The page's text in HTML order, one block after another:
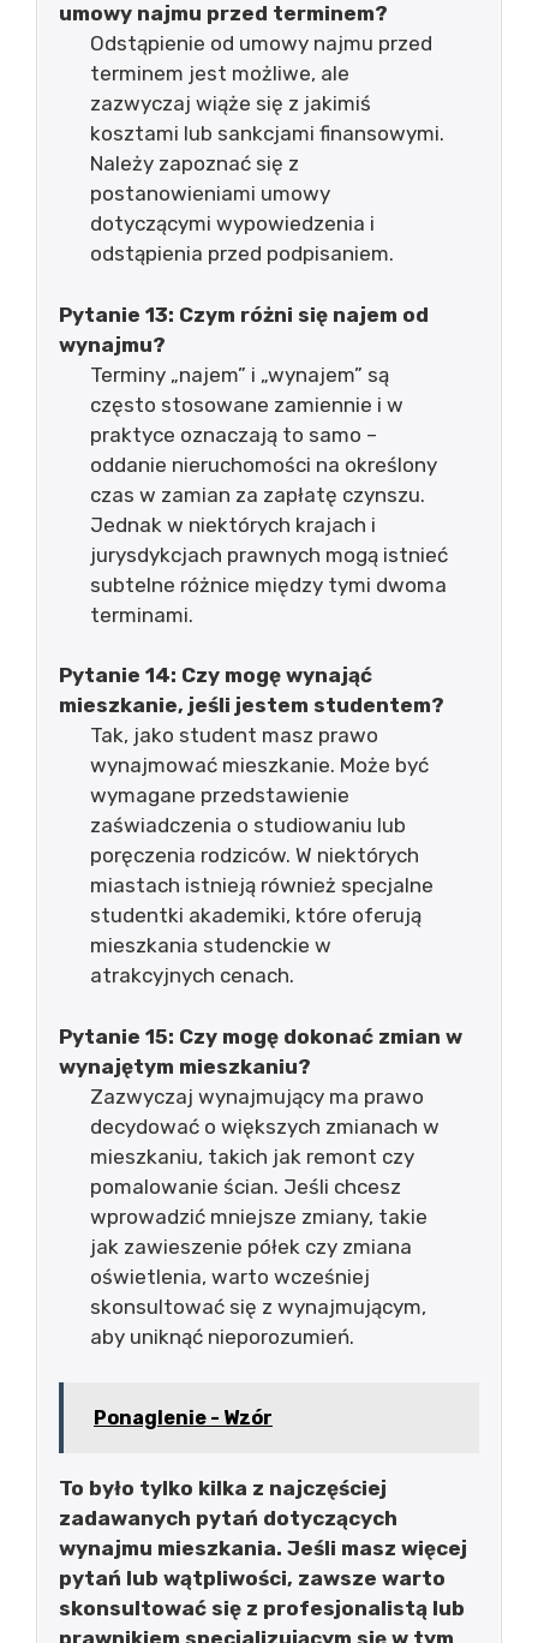
umowy najmu przed terminem?
Odstąpienie od umowy najmu przed
terminem jest możliwe, ale
zazwyczaj wiąże się z jakimiś
kosztami lub sankcjami finansowymi.
Należy zapoznać się z
postanowieniami umowy
dotyczącymi wypowiedzenia i
odstąpienia przed podpisaniem.
Pytanie 13: Czym różni się najem od
wynajmu?
Terminy „najem” i „wynajem” są
często stosowane zamiennie i w
praktyce oznaczają to samo –
oddanie nieruchomości na określony
czas w zamian za zapłatę czynszu.
Jednak w niektórych krajach i
jurysdykcjach prawnych mogą istnieć
subtelne różnice między tymi dwoma
terminami.
Pytanie 14: Czy mogę wynająć
mieszkanie, jeśli jestem studentem?
Tak, jako student masz prawo
wynajmować mieszkanie. Może być
wymagane przedstawienie
zaświadczenia o studiowaniu lub
poręczenia rodziców. W niektórych
miastach istnieją również specjalne
studentki akademiki, które oferują
mieszkania studenckie w
atrakcyjnych cenach.
Pytanie 15: Czy mogę dokonać zmian w
wynajętym mieszkaniu?
Zazwyczaj wynajmujący ma prawo
decydować o większych zmianach w
mieszkaniu, takich jak remont czy
pomalowanie ścian. Jeśli chcesz
wprowadzić mniejsze zmiany, takie
jak zawieszenie półek czy zmiana
oświetlenia, warto wcześniej
skonsultować się z wynajmującym,
aby uniknąć nieporozumień.
Ponaglenie - Wzór
To było tylko kilka z najczęściej
zadawanych pytań dotyczących
wynajmu mieszkania. Jeśli masz więcej
pytań lub wątpliwości, zawsze warto
skonsultować się z profesjonalistą lub
prawnikiem specjalizującym się w tym